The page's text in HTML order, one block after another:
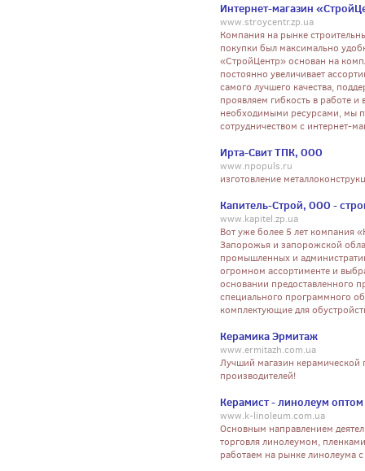
Интернет-магазин
www.stroycentr.zp.ua
Компания на рынке
покупки был максимально
«СтройЦентр» основан на
постоянно увеличивает
самого лучшего качества,
проявляем гибкость в работе
необходимыми ресурсами, мы
сотрудничеством с интернет-
Ирта-Свит ТПК, ООО
www.npopuls.ru
изготовление
Капитель-Строй, ООО -
www.kapitel.zp.ua
Вот уже более 5 лет компания
Запорожья и запорожской
промышленных и
огромном ассортименте и
основании предоставленного
специального программного
комплектующие для
Керамика Эрмитаж
www.ermitazh.com.ua
Лучший магазин
производителей!
Керамист - линолеум оптом
www.k-linoleum.com.ua
Основным направлением
торговля линолеумом,
работаем на рынке линолеума